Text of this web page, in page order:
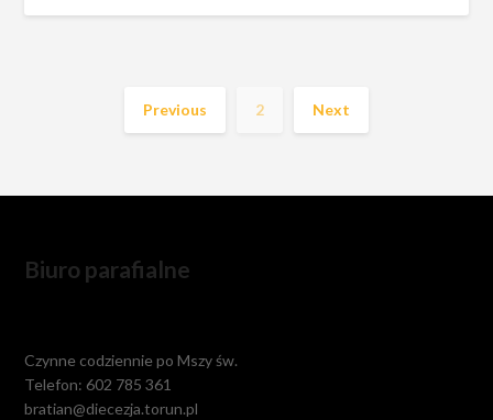
Previous 2 Next
Biuro parafialne
Czynne codziennie po Mszy św.
Telefon: 602 785 361
bratian@diecezja.torun.pl